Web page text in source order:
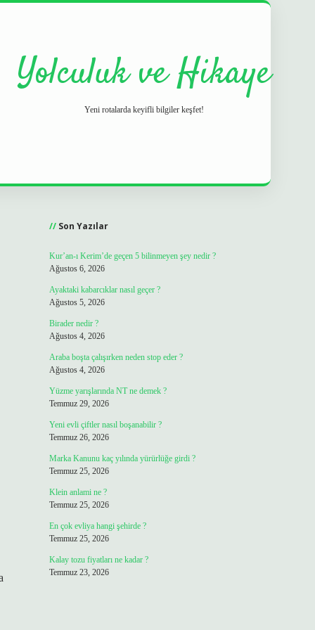
Yolculuk ve Hikaye
Yeni rotalarda keyifli bilgiler keşfet!
Son Yazılar
Kur’an-ı Kerim’de geçen 5 bilinmeyen şey nedir ?
Ağustos 6, 2026
Ayaktaki kabarcıklar nasıl geçer ?
Ağustos 5, 2026
Birader nedir ?
Ağustos 4, 2026
Araba boşta çalışırken neden stop eder ?
Ağustos 4, 2026
Yüzme yarışlarında NT ne demek ?
Temmuz 29, 2026
Yeni evli çiftler nasıl boşanabilir ?
Temmuz 26, 2026
Marka Kanunu kaç yılında yürürlüğe girdi ?
Temmuz 25, 2026
Klein anlami ne ?
Temmuz 25, 2026
En çok evliya hangi şehirde ?
Temmuz 25, 2026
Kalay tozu fiyatları ne kadar ?
Temmuz 23, 2026